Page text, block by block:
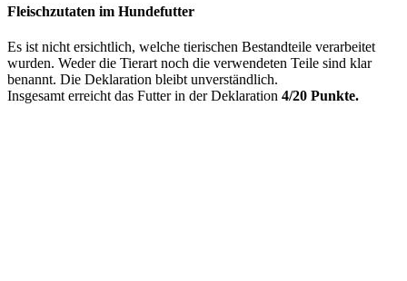
Fleischzutaten im Hundefutter
Es ist nicht ersichtlich, welche tierischen Bestandteile verarbeitet
wurden. Weder die Tierart noch die verwendeten Teile sind klar
benannt. Die Deklaration bleibt unverständlich.
Insgesamt erreicht das Futter in der Deklaration 4/20 Punkte.